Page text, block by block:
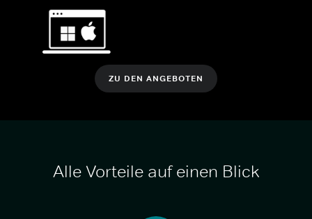
ZU DEN ANGEBOTEN
Alle Vorteile auf einen Blick